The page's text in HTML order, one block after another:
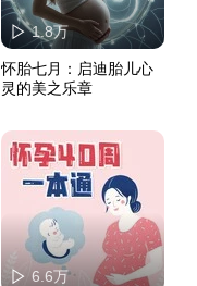
1.8万
怀胎七月：启迪胎儿心
灵的美之乐章
6.6万